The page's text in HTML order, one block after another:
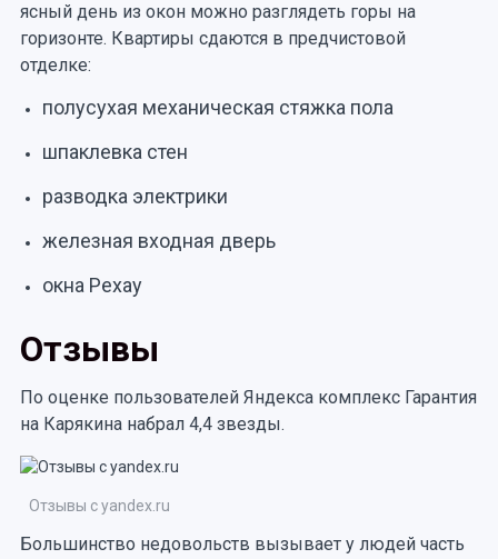
ясный день из окон можно разглядеть горы на
горизонте. Квартиры сдаются в предчистовой
отделке:
полусухая механическая стяжка пола
шпаклевка стен
разводка электрики
железная входная дверь
окна Рехау
Отзывы
По оценке пользователей Яндекса комплекс Гарантия
на Карякина набрал 4,4 звезды.
Отзывы с yandex.ru
Большинство недовольств вызывает у людей часть